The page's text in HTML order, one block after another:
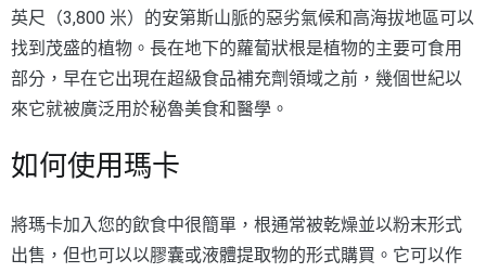
英尺（3,800 米）的安第斯山脈的惡劣氣候和高海拔地區可以
找到茂盛的植物。長在地下的蘿蔔狀根是植物的主要可食用
部分，早在它出現在超級食品補充劑領域之前，幾個世紀以
來它就被廣泛用於秘魯美食和醫學。
如何使用瑪卡
將瑪卡加入您的飲食中很簡單，根通常被乾燥並以粉末形式
出售，但也可以以膠囊或液體提取物的形式購買。它可以作